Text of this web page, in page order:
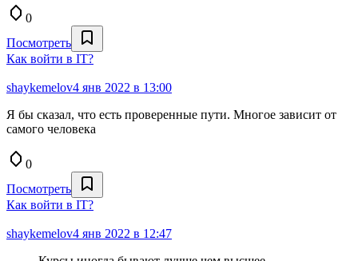
0
Посмотреть
Как войти в IT?
shaykemelov4 янв 2022 в 13:00
Я бы сказал, что есть проверенные пути. Многое зависит от
самого человека
0
Посмотреть
Как войти в IT?
shaykemelov4 янв 2022 в 12:47